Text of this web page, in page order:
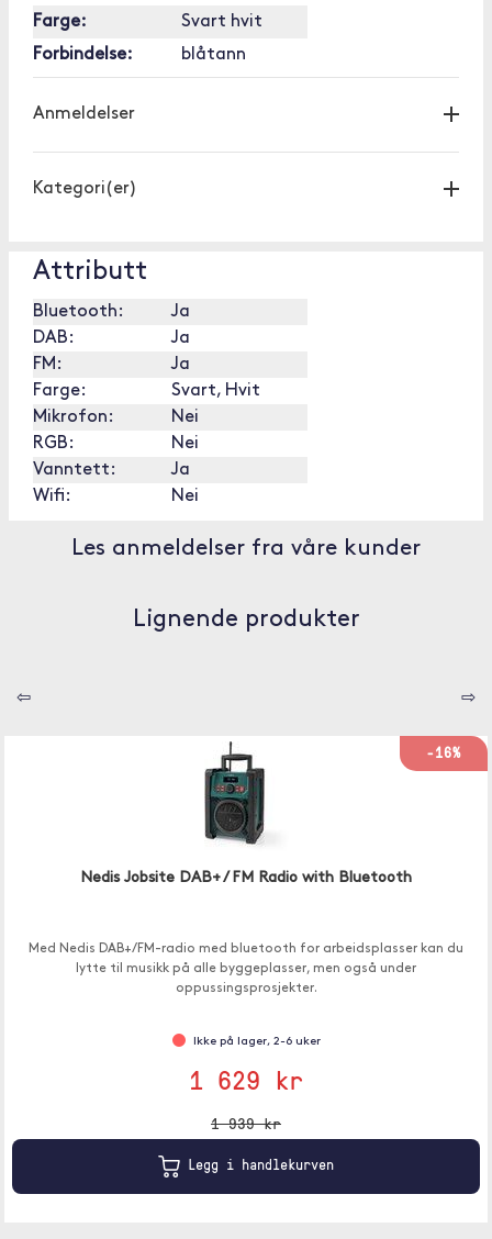
Farge:
Svart hvit
Forbindelse:
blåtann
Anmeldelser
Kategori(er)
Attributt
Bluetooth:
Ja
DAB:
Ja
FM:
Ja
Farge:
Svart, Hvit
Mikrofon:
Nei
RGB:
Nei
Vanntett:
Ja
Wifi:
Nei
Les anmeldelser fra våre kunder
Lignende produkter
⇦ ⇨
-16%
Nedis Jobsite DAB+ / FM Radio with Bluetooth
Med Nedis DAB+/FM-radio med bluetooth for arbeidsplasser kan du
lytte til musikk på alle byggeplasser, men også under
oppussingsprosjekter.
Ikke på lager, 2-6 uker
1 629 kr
1 939 kr
Legg i handlekurven